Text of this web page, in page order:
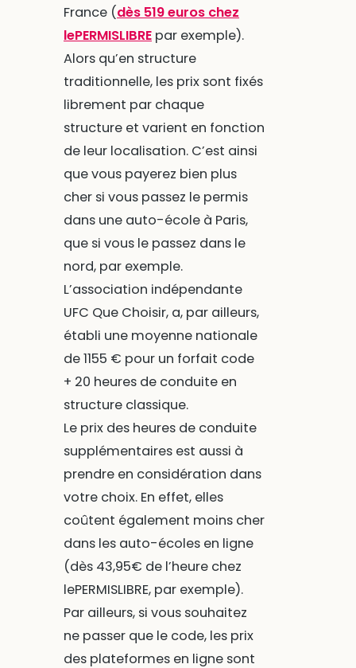
France (dès 519 euros chez
lePERMISLIBREpar exemple).
Alors qu’en structure
traditionnelle, les prix sont fixés
librement par chaque
structure et varient en fonction
de leur localisation. C’est ainsi
que vous payerez bien plus
cher si vous passez le permis
dans une auto-école à Paris,
que si vous le passez dans le
nord, par exemple.
L’association indépendante
UFC Que Choisir, a, par ailleurs,
établi une moyenne nationale
de 1155 € pour un forfait code
+ 20 heures de conduite en
structure classique.
Le prix des heures de conduite
supplémentaires est aussi à
prendre en considération dans
votre choix. En effet, elles
coûtent également moins cher
dans les auto-écoles en ligne
(dès 43,95€ de l’heure chez
lePERMISLIBRE, par exemple).
Par ailleurs, si vous souhaitez
ne passer que le code, les prix
des plateformes en ligne sont